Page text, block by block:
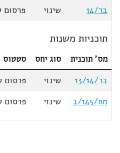
בר/14
שינוי פרסום
תוכניות משנות
מס' תוכנית סוג יחס
סטטוס
בר/13/14
שינוי
פרסום
מח/145/ב
שינוי פרסום